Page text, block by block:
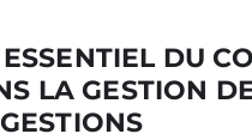
DU
LA GESTION